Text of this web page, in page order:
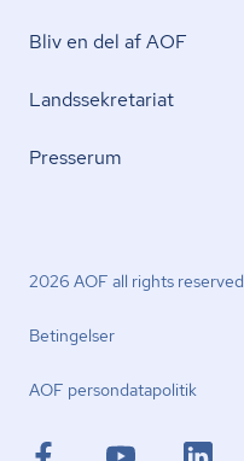
Bliv en del af AOF
Lands­se­kre­ta­ri­at
Presserum
2026 AOF all rights reserved
Betingelser
AOF per­son­da­ta­po­li­tik